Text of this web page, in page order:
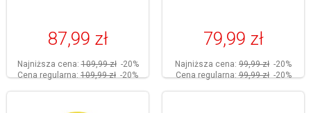
87,99 zł
Najniższa cena:109,99 zł -20%
Cena regularna:109,99 zł -20%
79,99 zł
Najniższa cena: 99,99 zł -20%
Cena regularna:99,99 zł -20%